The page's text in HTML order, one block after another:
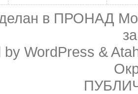
в ПРОНАД
by WordPress &